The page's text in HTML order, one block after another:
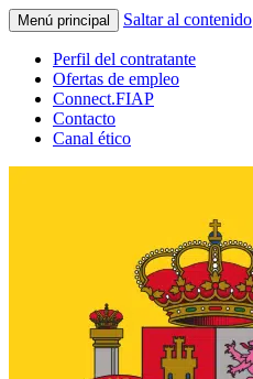
Menú principal Saltar al contenido
Perfil del contratante
Ofertas de empleo
Connect.FIAP
Contacto
Canal ético